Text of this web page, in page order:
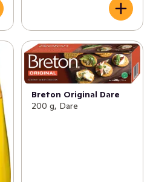
Breton Original Dare
200 g, Dare